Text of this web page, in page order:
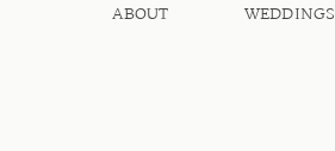
ABOUT WEDDINGS